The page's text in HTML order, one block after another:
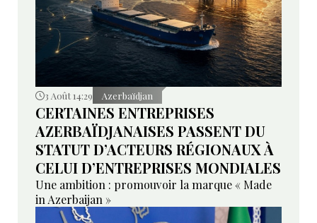
3 Août 14:29 Azerbaïdjan
CERTAINES ENTREPRISES
AZERBAÏDJANAISES PASSENT DU
STATUT D’ACTEURS RÉGIONAUX À
CELUI D’ENTREPRISES MONDIALES
Une ambition : promouvoir la marque « Made
in Azerbaijan »